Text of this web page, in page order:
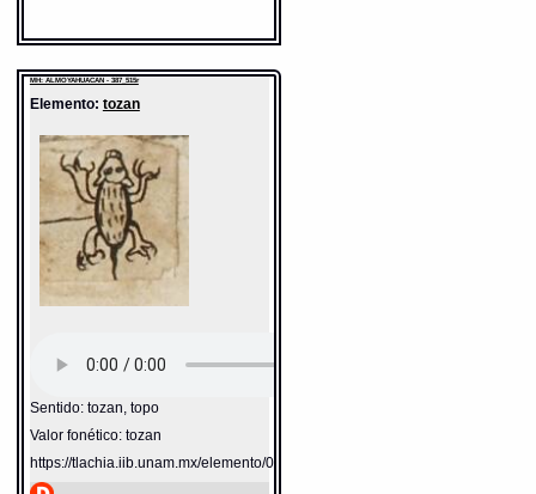
MH: ALMOYAHUACAN - 387_515r
Elemento: tozan
Sentido: tozan, topo
Valor fonético: tozan
https://tlachia.iib.unam.mx/elemento/02.02.14